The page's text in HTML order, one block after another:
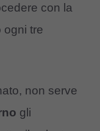
con la
ogni tre
non serve
gli